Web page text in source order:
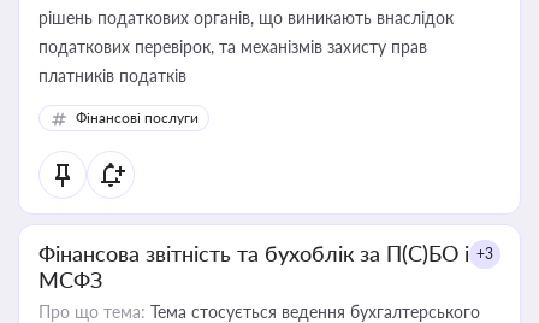
рішень податкових органів, що виникають внаслідок
податкових перевірок, та механізмів захисту прав
платників податків
Фінансові послуги
Фінансова звітність та бухоблік за П(С)БО і
МСФЗ
+3
Про що тема: Тема стосується ведення бухгалтерського